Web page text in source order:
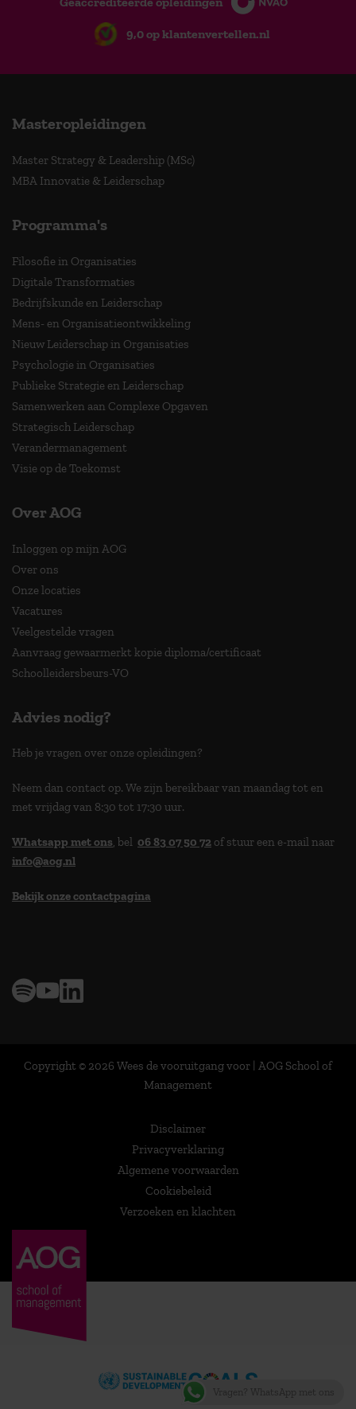
9,0 op klantenvertellen.nl
Masteropleidingen
Master Strategy & Leadership (MSc)
MBA Innovatie & Leiderschap
Programma's
Filosofie in Organisaties
Digitale Transformaties
Bedrijfskunde en Leiderschap
Mens- en Organisatieontwikkeling
Nieuw Leiderschap in Organisaties
Psychologie in Organisaties
Publieke Strategie en Leiderschap
Samenwerken aan Complexe Opgaven
Strategisch Leiderschap
Verandermanagement
Visie op de Toekomst
Over AOG
Inloggen op mijn AOG
Over ons
Onze locaties
Vacatures
Veelgestelde vragen
Aanvraag gewaarmerkt kopie diploma/certificaat
Schoolleidersbeurs-VO
Advies nodig?
Heb je vragen over onze opleidingen?
Neem dan contact op. We zijn bereikbaar van maandag tot en
met vrijdag van 8:30 tot 17:30 uur.
Whatsapp met ons, bel 06 83 07 50 72 of stuur een e-mail naar
info@aog.nl
Bekijk onze contactpagina
Copyright © 2026 Wees de vooruitgang voor | AOG School of
Management
Disclaimer
Privacyverklaring
Algemene voorwaarden
Cookiebeleid
Verzoeken en klachten
Vragen? WhatsApp met ons